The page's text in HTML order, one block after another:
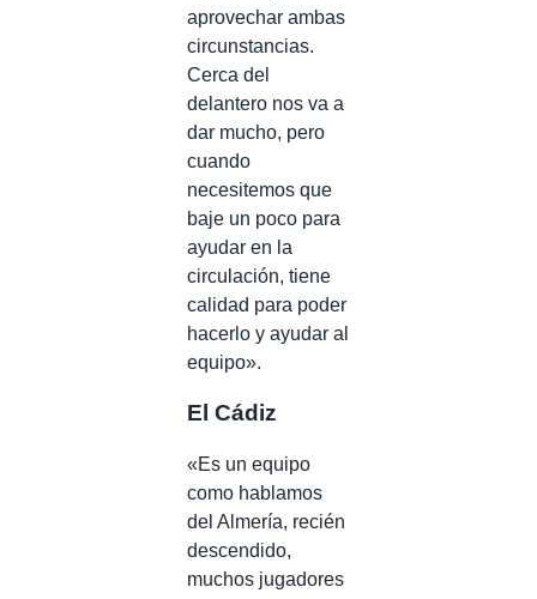
aprovechar ambas
circunstancias.
Cerca del
delantero nos va a
dar mucho, pero
cuando
necesitemos que
baje un poco para
ayudar en la
circulación, tiene
calidad para poder
hacerlo y ayudar al
equipo».
El Cádiz
«Es un equipo
como hablamos
del Almería, recién
descendido,
muchos jugadores